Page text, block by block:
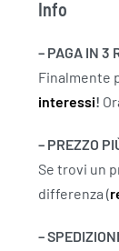
Info
– PAGA IN 3
Finalmente
interessi!
– PREZZO
Se trovi un
differenza (
–